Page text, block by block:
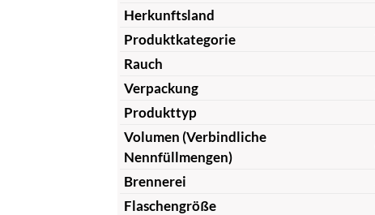
Herkunftsland
Produktkategorie
Rauch
Verpackung
Produkttyp
Volumen (Verbindliche
Nennfüllmengen)
Brennerei
Flaschengröße